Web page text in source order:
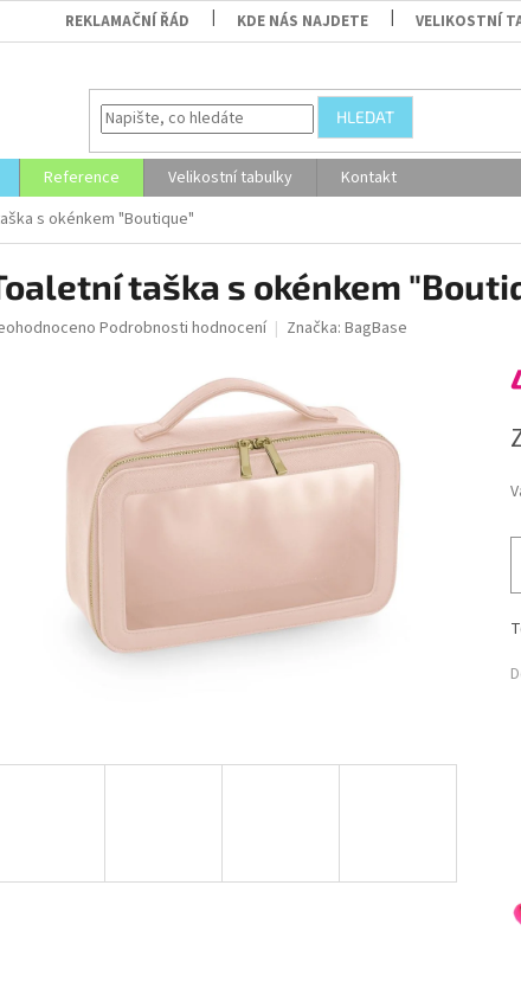
REKLAMAČNÍ ŘÁD KDE NÁS NAJDETE VELIKOSTNÍ
HLEDAT
Reference Velikostní tabulky
Kontakt
s okénkem "Boutique"
taška s okénkem
Podrobnosti hodnocení Značka: BagBase